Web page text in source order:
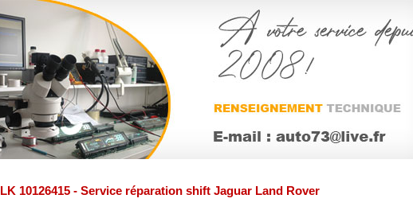
LK 10126415 - Service réparation shift Jaguar Land Rover